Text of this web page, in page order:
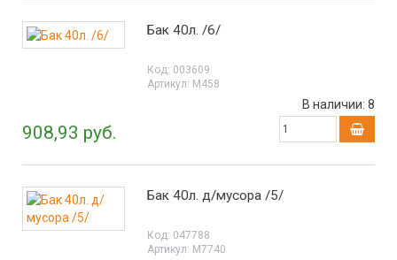
Бак 40л. /6/
Код: 003609
Артикул: М458
908,93 руб.
В наличии: 8
Бак 40л. д/мусора /5/
Код: 047788
Артикул: М7740